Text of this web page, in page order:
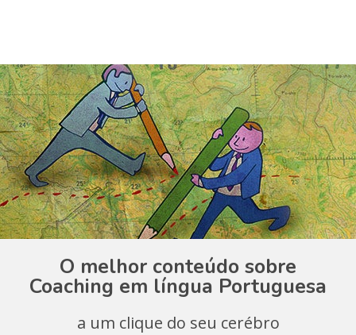
O melhor conteúdo sobre
Coaching em língua Portuguesa
a um clique do seu cerébro